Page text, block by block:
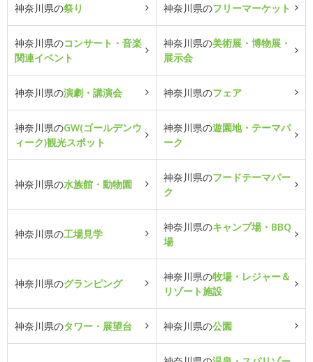
神奈川県の祭り 神奈川県のフリーマーケット
神奈川県のコンサート・音楽
関連イベント
神奈川県の美術展・博物展・
展示会
神奈川県の演劇・講演会 神奈川県のフェア
神奈川県のGW(ゴールデンウ
ィーク)観光スポット
神奈川県の遊園地・テーマパ
ーク
神奈川県の水族館・動物園
神奈川県のフードテーマパー
ク
神奈川県の工場見学
神奈川県のキャンプ場・BBQ
場
神奈川県のグランピング
神奈川県の牧場・レジャー＆
リゾート施設
神奈川県のタワー・展望台 神奈川県の公園